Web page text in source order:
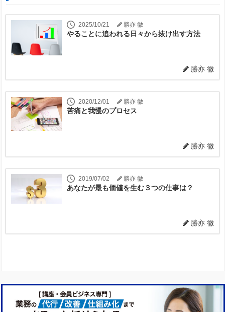
2025/10/21 勝亦 徹
やることに追われる日々から抜け出す方法
勝亦 徹
2020/12/01 勝亦 徹
苦痛と我慢のプロセス
勝亦 徹
2019/07/02 勝亦 徹
あなたが最も価値を生む３つの仕事は？
勝亦 徹